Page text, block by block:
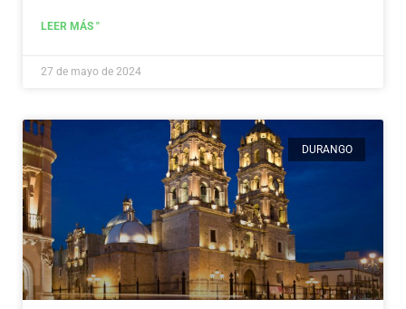
LEER MÁS "
27 de mayo de 2024
DURANGO